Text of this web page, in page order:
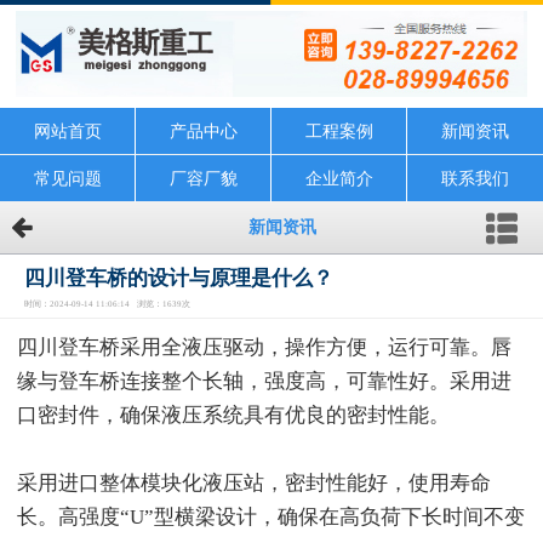
网站首页 产品中心 工程案例 新闻资讯
常见问题 厂容厂貌 企业简介 联系我们
新闻资讯
四川登车桥的设计与原理是什么？
时间：2024-09-14 11:06:14 浏览：1639次
四川登车桥采用全液压驱动，操作方便，运行可靠。唇
缘与登车桥连接整个长轴，强度高，可靠性好。采用进
口密封件，确保液压系统具有优良的密封性能。
采用进口整体模块化液压站，密封性能好，使用寿命
长。高强度“U”型横梁设计，确保在高负荷下长时间不变